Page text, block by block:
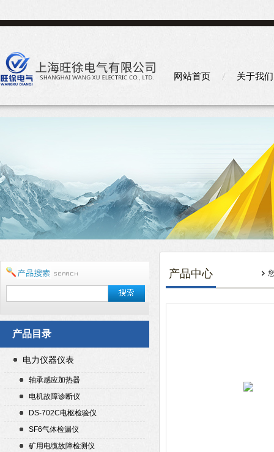
网站首页 关于我们
产品目录
电力仪器仪表
轴承感应加热器
电机故障诊断仪
DS-702C电枢检验仪
SF6气体检漏仪
矿用电缆故障检测仪
产品中心